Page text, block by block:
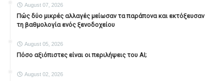
August 07, 2026
Πώς δύο μικρές αλλαγές μείωσαν τα παράπονα και εκτόξευσαν
τη βαθμολογία ενός ξενοδοχείου
August 05, 2026
Πόσο αξιόπιστες είναι οι περιλήψεις του ΑΙ;
August 02, 2026